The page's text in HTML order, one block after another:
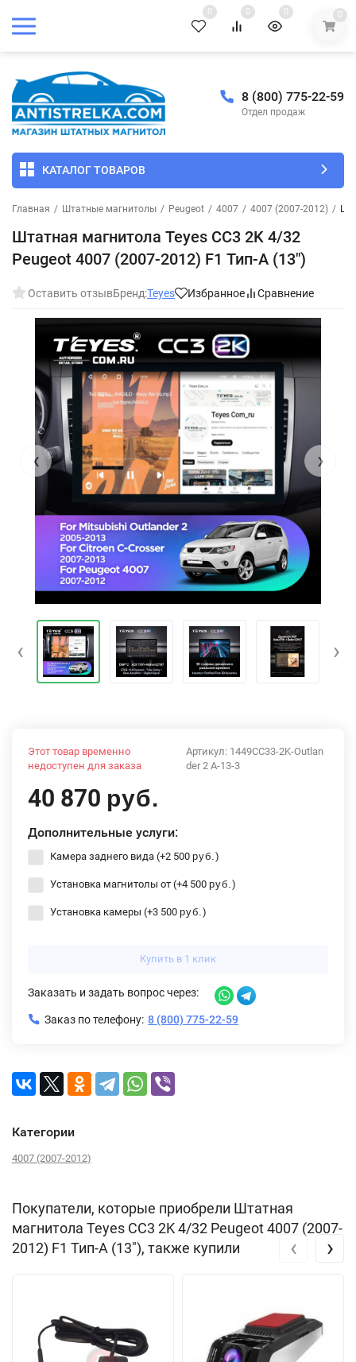
0 0 0 0
8 (800) 775-22-59
Отдел продаж
КАТАЛОГ ТОВАРОВ
Главная / Штатные магнитолы / Peugeot / 4007 / 4007 (2007-2012) /
Штатная магнитола Teyes CC3 2K 4/32
Peugeot 4007 (2007-2012) F1 Тип-A (13")
Оставить отзывБренд:Teyes Избранное Сравнение
‹ ›
‹ ›
Артикул: 1449CC33-2K-Outlan
der 2 A-13-3
Этот товар временно
недоступен для заказа
40 870 руб.
Дополнительные услуги:
Камера заднего вида (+2 500 руб. )
Установка магнитолы от (+4 500 руб. )
Установка камеры (+3 500 руб. )
Купить в 1 клик
Заказать и задать вопрос через:
Заказ по телефону: 8 (800) 775-22-59
Категории
4007 (2007-2012)
Покупатели, которые приобрели Штатная
магнитола Teyes CC3 2K 4/32 Peugeot 4007 (2007-
2012) F1 Тип-A (13"), также купили
‹ ›